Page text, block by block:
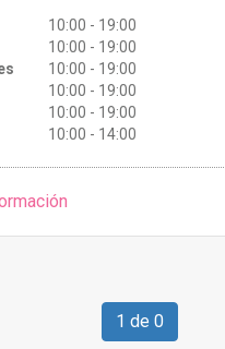
10:00 - 19:00
10:00 - 19:00
10:00 - 19:00
10:00 - 19:00
10:00 - 19:00
10:00 - 14:00
1 de 0